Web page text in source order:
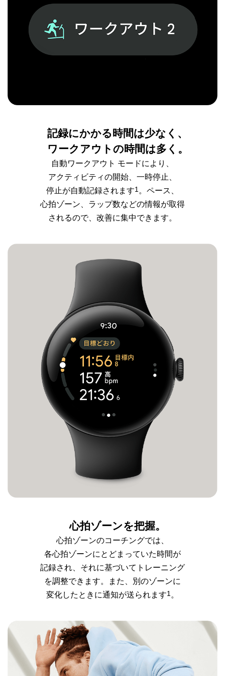
記録にかかる時間は少なく、
ワークアウトの時間は多く。
自動ワークアウト モードにより、
アクティビティの開始、一時停止、
停止が自動記録されます1 。ペース、
心拍ゾーン、ラップ数などの情報が取得
されるので、改善に集中できます。
心拍ゾーンを把握。
心拍ゾーンのコーチングでは、
各心拍ゾーンにとどまっていた時間が
記録され、それに基づいて トレーニング
を調整できます。
また、別のゾーンに
変化した ときに通知が送られます1。